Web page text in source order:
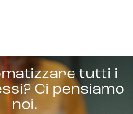
tutti i
Ci pensiamo
noi.